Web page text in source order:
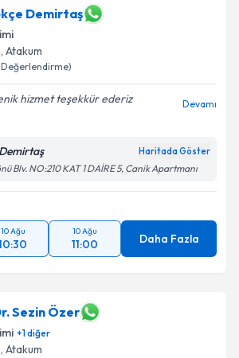
Demirtaş
, Atakum
Değerlendirme)
hizmet teşekkür ederiz
Devamı
Haritada Göster
Blv. NO:210 KAT 1 DAİRE 5, Canik Apartmanı
10 Ağu 10 Ağu
11:00 Daha Fazla
Sezin Özer
+1diğer
, Atakum